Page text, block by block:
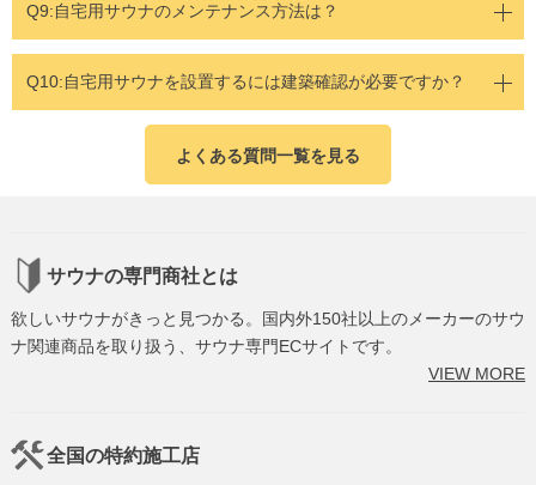
Q9:自宅用サウナのメンテナンス方法は？
Q10:自宅用サウナを設置するには建築確認が必要ですか？
よくある質問一覧を見る
サウナの専門商社とは
欲しいサウナがきっと見つかる。国内外150社以上のメーカーのサウ
ナ関連商品を取り扱う、サウナ専門ECサイトです。
VIEW MORE
全国の特約施工店